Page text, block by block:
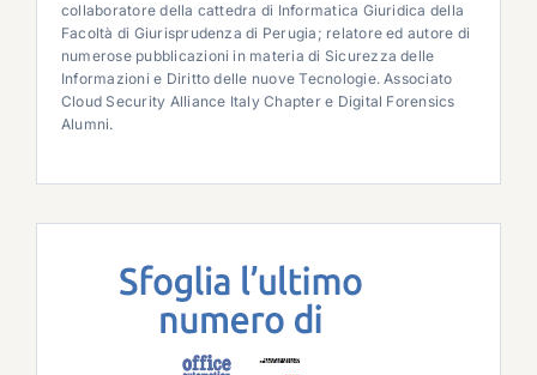
collaboratore della cattedra di Informatica Giuridica della
Facoltà di Giurisprudenza di Perugia; relatore ed autore di
numerose pubblicazioni in materia di Sicurezza delle
Informazioni e Diritto delle nuove Tecnologie. Associato
Cloud Security Alliance Italy Chapter e Digital Forensics
Alumni.